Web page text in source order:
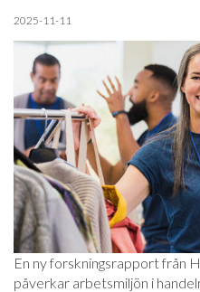
2025-11-11
En ny forskningsrapport från
påverkar arbetsmiljön i